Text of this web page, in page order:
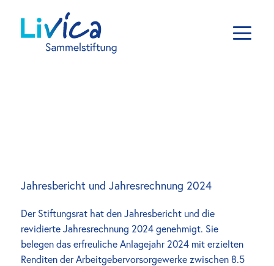
Jahresbericht und Jahresrechnung 2024
Der Stiftungsrat hat den Jahresbericht und die
revidierte Jahresrechnung 2024 genehmigt. Sie
belegen das erfreuliche Anlagejahr 2024 mit erzielten
Renditen der Arbeitgebervorsorgewerke zwischen 8.5